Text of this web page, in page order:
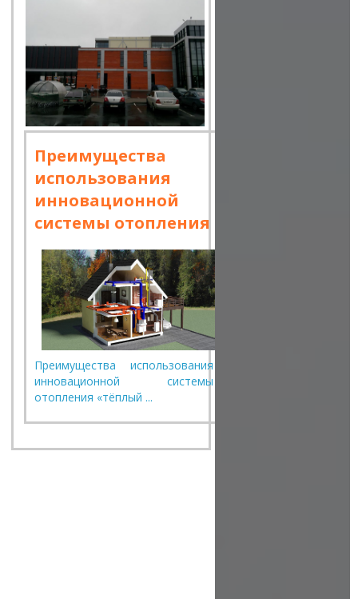
Преимущества
использования
инновационной
системы отопления
Преимущества использования
инновационной системы
отопления «тёплый ...